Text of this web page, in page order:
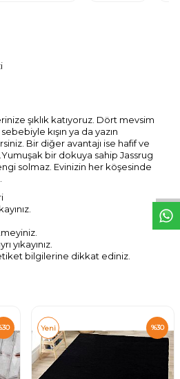
şıklık katıyoruz. Dört mevsim
kışın ya da yazın
Bir diğer avantajı ise hafif ve
bir dokuya sahip Jassrug
solmaz. Evinizin her köşesinde
yıkayınız.
bilgilerine dikkat ediniz.
30 %30
Yeni